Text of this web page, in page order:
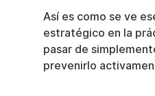
Así es como se ve
estratégico en la
pasar de
prevenirlo